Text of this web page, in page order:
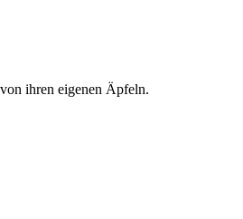
ihren eigenen Äpfeln.